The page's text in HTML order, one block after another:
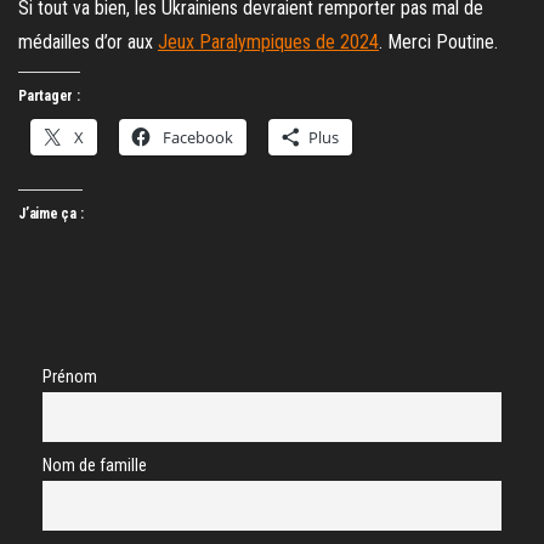
Si tout va bien, les Ukrainiens devraient remporter pas mal de
médailles d’or aux Jeux Paralympiques de 2024. Merci Poutine.
Partager :
X Facebook Plus
J’aime ça :
Prénom
Nom de famille